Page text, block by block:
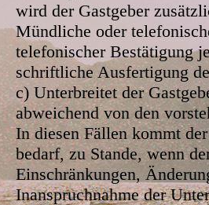
wird der Gastgeber
Mündliche oder
telefonischer Bestätigung
schriftliche Ausfertigung
c) Unterbreitet der
abweichend von den
In diesen Fällen kommt
bedarf, zu Stande, wenn
Einschränkungen,
Inanspruchnahme der